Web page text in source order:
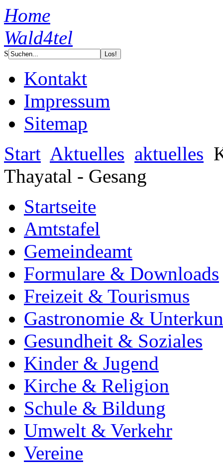
Home
Wald4tel
S
Kontakt
Impressum
Sitemap
Start Aktuelles aktuelles
Thayatal - Gesang
Startseite
Amtstafel
Gemeindeamt
Formulare & Downloads
Freizeit & Tourismus
Gastronomie &
Gesundheit & Soziales
Kinder & Jugend
Kirche & Religion
Schule & Bildung
Umwelt & Verkehr
Vereine